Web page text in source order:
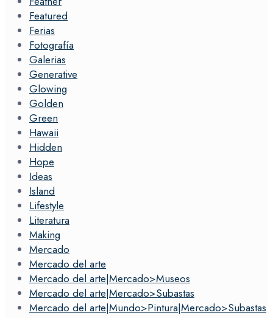
Featured
Ferias
Fotografía
Galerias
Generative
Glowing
Golden
Green
Hawaii
Hidden
Hope
Ideas
Island
Lifestyle
Literatura
Making
Mercado
Mercado del arte
Mercado del arte|Mercado>Museos
Mercado del arte|Mercado>Subastas
Mercado del arte|Mundo>Pintura|Mercado>Subastas